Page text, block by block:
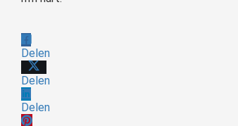
Delen
Delen
Delen